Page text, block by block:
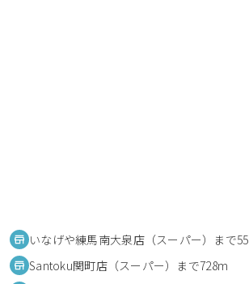
いなげや練馬南大泉店（スーパー）まで
Santoku関町店（スーパー）まで728m